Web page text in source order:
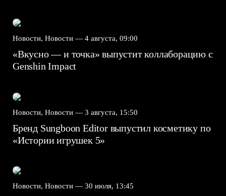
Новости, Новости — 4 августа, 09:00
«Вкусно — и точка» выпустит коллаборацию с
Genshin Impact⁠⁠
Новости, Новости — 3 августа, 15:50
Бренд Sungboon Editor выпустил косметику по
«Истории игрушек 5»
Новости, Новости — 30 июля, 13:45